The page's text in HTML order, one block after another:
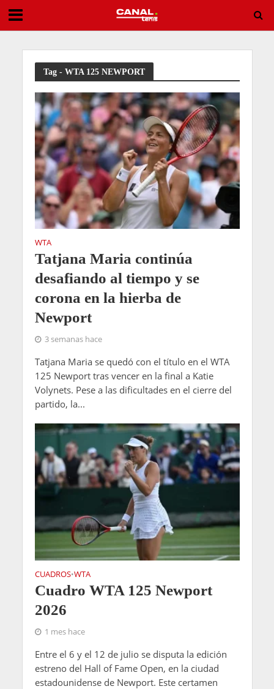
Implacable: Swiatek arrasa y se mete en la cuarta ronda de Toronto
Tag - WTA 125 NEWPORT
WTA
Tatjana Maria continúa
desafiando al tiempo y se
corona en la hierba de
Newport
3 semanas hace
Tatjana Maria se quedó con el título en el WTA
125 Newport tras vencer en la final a Katie
Volynets. Pese a las dificultades en el cierre del
partido, la...
CUADROS•WTA
Cuadro WTA 125 Newport
2026
1 mes hace
Entre el 6 y el 12 de julio se disputa la edición
estreno del Hall of Fame Open, en la ciudad
estadounidense de Newport. Este certamen